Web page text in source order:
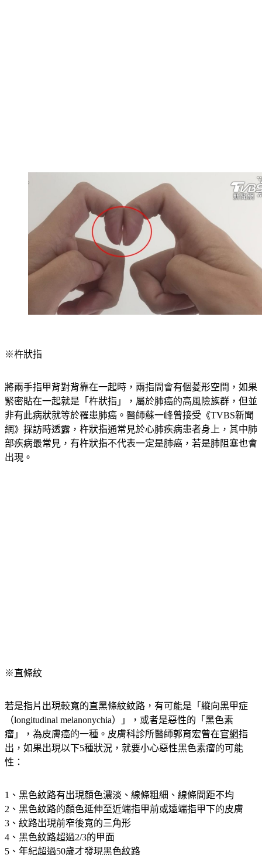
※杵狀指
將兩手指甲背對背靠在一起時，兩指間會有個菱形空間，如果
緊密貼在一起就是「杵狀指」，屬於肺癌的高風險族群，但並
非有此病狀就等於罹患肺癌。醫師蘇一峰曾接受《TVBS新聞
網》採訪時透露，杵狀指通常見於心肺疾病患者身上，其中肺
部疾病最常見，有杵狀指不代表一定是肺癌，若是肺阻塞也會
出現。
※直條紋
若是指片出現較寬的直黑條紋紋路，有可能是「縱向黑甲症
（longitudinal melanonychia）」，或者是惡性的「黑色素
瘤」，為皮膚癌的一種。皮膚科診所醫師郭育宏曾在官網指
出，如果出現以下5種狀況，就要小心惡性黑色素瘤的可能
性：
1、黑色紋路有出現顏色濃淡、線條粗細、線條間距不均
2、黑色紋路的顏色延伸至近端指甲前或遠端指甲下的皮膚
3、紋路出現前窄後寬的三角形
4、黑色紋路超過2/3的甲面
5、年紀超過50歲才發現黑色紋路